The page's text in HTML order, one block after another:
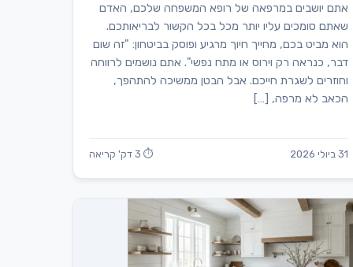
אתם יושבים במרפאה של רופא המשפחה שלכם, האדם
שאתם סומכים עליו יותר מכל בכל הקשור לבריאותכם.
הוא מביט בכם, מחייך חיוך מרגיע ופוסק בביטחון: "זה שום
דבר, כנראה רק וירוס או מתח נפשי". אתם נושמים לרווחה
וחוזרים לשגרת חייכם. אבל הבטן ממשיכה להתהפך,
הכאב לא מרפה, […]
31 ביולי 2026 ⏱ 3 דק' קריאה